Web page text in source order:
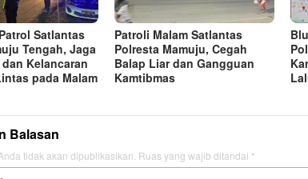
Satlantas
Tengah, Jaga
Kelancaran
pada Malam
Patroli Malam Satlantas
Polresta Mamuju, Cegah
Balap Liar dan Gangguan
Kamtibmas
Balasan
tidak akan dipublikasikan. Ruas yang wajib ditandai *